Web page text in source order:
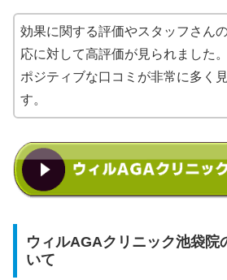
効果に関する評価やスタッフさん
応に対して高評価が見られました
ポジティブな口コミが非常に多く
す。
ウィルAGAクリニック池袋院
いて